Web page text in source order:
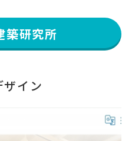
築研究所
イン